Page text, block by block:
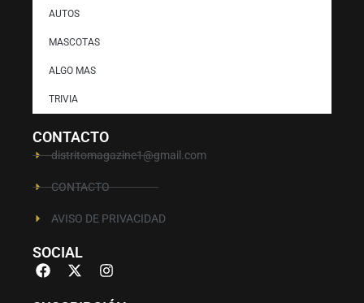
AUTOS
MASCOTAS
ALGO MAS
TRIVIA
CONTACTO
distritomagazine1@gmail.com
CONTACTO
AVISO DE PRIVACIDAD
SOCIAL